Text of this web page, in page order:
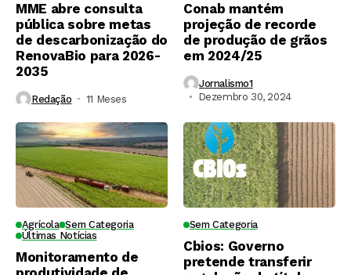
MME abre consulta
pública sobre metas
de descarbonização do
RenovaBio para 2026-
2035
Redação 11 Meses ⁮
Conab mantém
projeção de recorde
de produção de grãos
em 2024/25
Jornalismo1
Dezembro 30, 2024
Agrícola Sem Categoria
Últimas Notícias
Monitoramento de
Sem Categoria
Cbios: Governo
pretende transferir